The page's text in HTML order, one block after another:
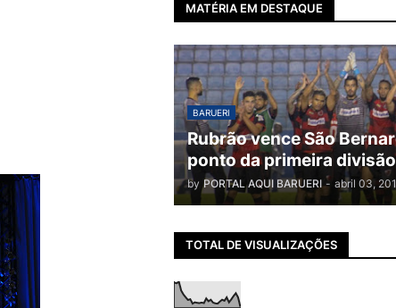
MATÉRIA EM DESTAQUE
BARUERI
Rubrão vence São
ponto da primeira
by PORTAL AQUI BARUERI - abril 03,
TOTAL DE VISUALIZAÇÕES